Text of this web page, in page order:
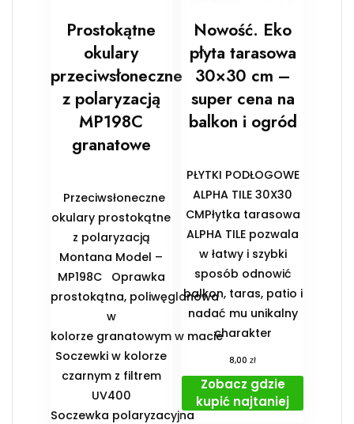
Prostokątne
okulary
przeciwsłoneczne
z polaryzacją
MP198C
granatowe
Przeciwsłoneczne
okulary prostokątne
z polaryzacją
Montana Model –
MP198C Oprawka
prostokątna, poliwęglanowa
w
kolorze granatowym w macie
Soczewki w kolorze
czarnym z filtrem
UV400
Soczewka polaryzacyjna
Nowość. Eko
płyta tarasowa
30×30 cm –
super cena na
balkon i ogród
PŁYTKI PODŁOGOWE
ALPHA TILE 30X30
CMPłytka tarasowa
ALPHA TILE pozwala
w łatwy i szybki
sposób odnowić
balkon, taras, patio i
nadać mu unikalny
charakter
8,00zł
Zobacz gdzie
kupić najtaniej